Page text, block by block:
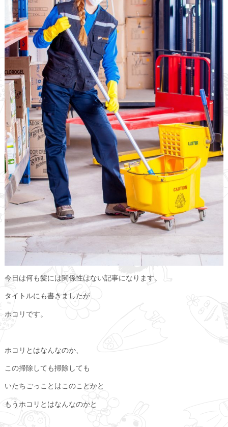
今日は何も髪には関係性はない記事になります。
タイトルにも書きましたが
ホコリです。
ホコリとはなんなのか、
この掃除しても掃除しても
いたちごっことはこのことかと
もうホコリとはなんなのかと